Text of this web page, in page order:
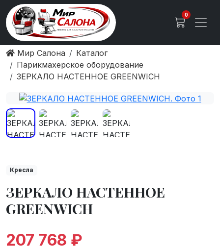
0
Мир Салона
Каталог
Парикмахерское оборудование
ЗЕРКАЛО НАСТЕННОЕ GREENWICH
Кресла
ЗЕРКАЛО НАСТЕННОЕ
GREENWICH
207 768 ₽